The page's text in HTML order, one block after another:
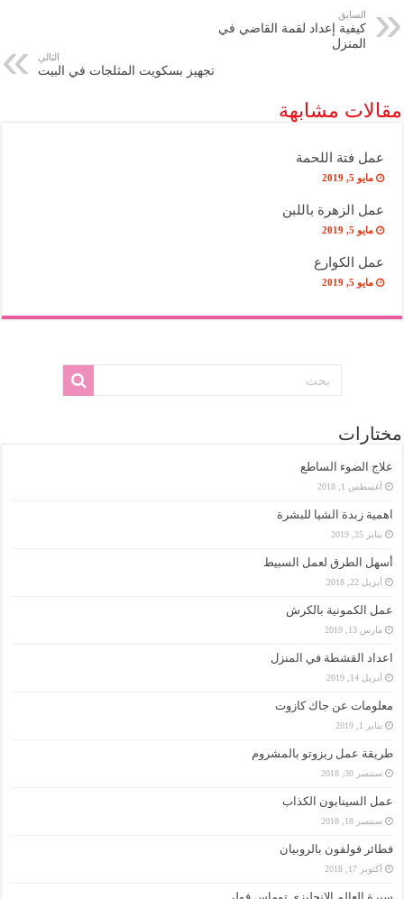
السابق
كيفية إعداد لقمة القاضي في
المنزل
التالي
تجهيز بسكويت المثلجات في البيت
مقالات مشابهة
عمل فتة اللحمة
مايو 5, 2019
عمل الزهرة باللبن
مايو 5, 2019
عمل الكوارع
مايو 5, 2019
مختارات
علاج الضوء الساطع
أغسطس 1, 2018
اهمية زبدة الشيا للبشرة
يناير 25, 2019
أسهل الطرق لعمل السبيط
أبريل 22, 2018
عمل الكمونية بالكرش
مارس 13, 2019
اعداد القشطة في المنزل
أبريل 14, 2019
معلومات عن جاك كازوت
يناير 1, 2019
طريقة عمل ريزوتو بالمشروم
سبتمبر 30, 2018
عمل السينابون الكذاب
سبتمبر 18, 2018
فطائر فولفون بالروبيان
أكتوبر 17, 2018